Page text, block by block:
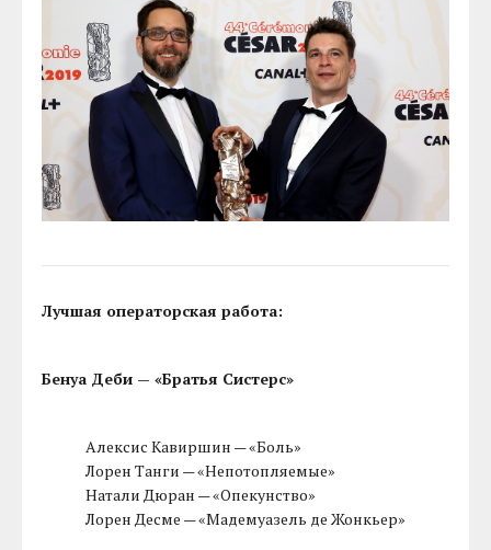
Лучшая операторская работа:
Бенуа Деби — «Братья Систерс»
Алексис Кавиршин — «Боль»
Лорен Танги — «Непотопляемые»
Натали Дюран — «Опекунство»
Лорен Десме — «Мадемуазель де Жонкьер»